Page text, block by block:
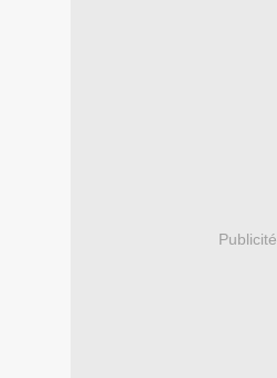
Publicité